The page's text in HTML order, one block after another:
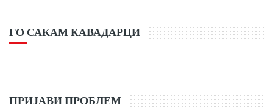
ГО САКАМ КАВАДАРЦИ
ПРИЈАВИ ПРОБЛЕМ